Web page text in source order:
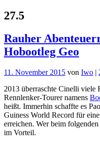
27.5
Rauher
Hobootleg Geo
11. November 2015 von Iwo |
2013 überraschte Cinelli viele
Rennlenker-Tourer namens
heißt. Immerhin schaffte es
Guiness World Record für
erreichen. Wer beim
im Vorteil.